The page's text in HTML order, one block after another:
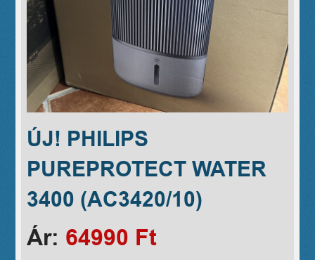
ÚJ! PHILIPS
PUREPROTECT WATER
3400 (AC3420/10)
Ár: 64990 Ft